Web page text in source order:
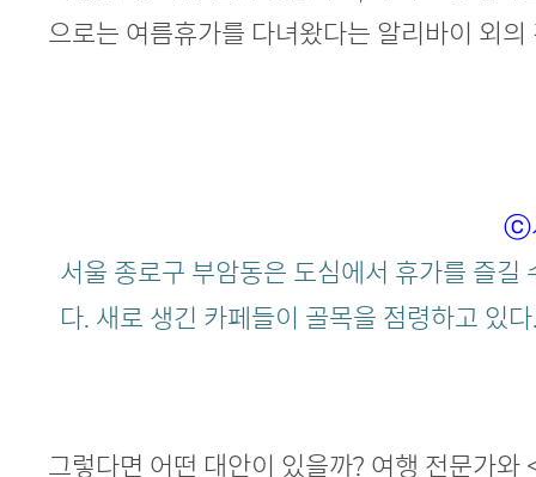
으로는 여름휴가를 다녀왔다는 알리바이 외
ⓒ
서울 종로구 부암동은 도심에서 휴가를 즐길
다. 새로 생긴 카페들이 골목을 점령하고 있
그렇다면 어떤 대안이 있을까? 여행 전문가와